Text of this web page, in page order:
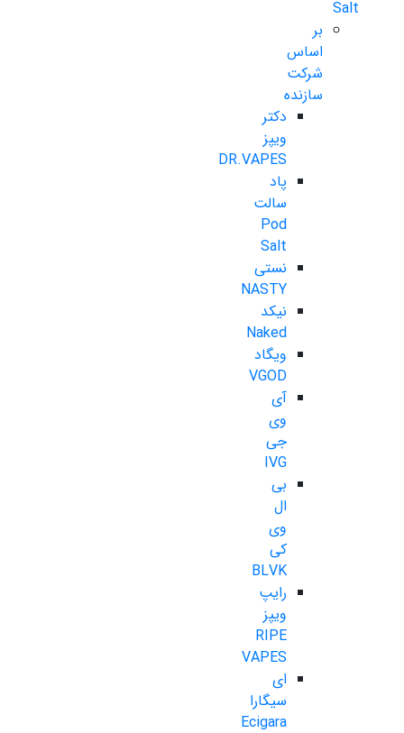
Salt
بر
اساس
شرکت
سازنده
دکتر
ویپز
DR.VAPES
پاد
سالت
Pod
Salt
نستی
NASTY
نیکد
Naked
ویگاد
VGOD
آی
وی
جی
IVG
بی
ال
وی
کی
BLVK
رایپ
ویپز
RIPE
VAPES
ای
سیگارا
Ecigara